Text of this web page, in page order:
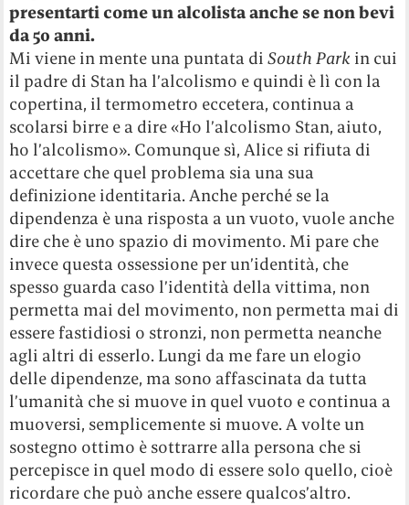
presentarti come un alcolista anche se non bevi
da 50 anni.
Mi viene in mente una puntata diSouth Park in cui
il padre di Stan ha l’alcolismo e quindi è lì con la
copertina, il termometro eccetera, continua a
scolarsi birre e a dire «Ho l’alcolismo Stan, aiuto,
ho l’alcolismo». Comunque sì, Alice si rifiuta di
accettare che quel problema sia una sua
definizione identitaria. Anche perché se la
dipendenza è una risposta a un vuoto, vuole anche
dire che è uno spazio di movimento. Mi pare che
invece questa ossessione per un’identità, che
spesso guarda caso l’identità della vittima, non
permetta mai del movimento, non permetta mai di
essere fastidiosi o stronzi, non permetta neanche
agli altri di esserlo. Lungi da me fare un elogio
delle dipendenze, ma sono affascinata da tutta
l’umanità che si muove in quel vuoto e continua a
muoversi, semplicemente si muove. A volte un
sostegno ottimo è sottrarre alla persona che si
percepisce in quel modo di essere solo quello, cioè
ricordare che può anche essere qualcos’altro.